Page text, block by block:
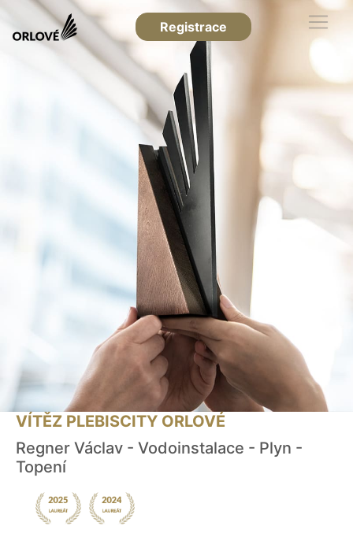
Registrace
VÍTĚZ PLEBISCITY ORLOVÉ
Regner Václav - Vodoinstalace - Plyn -
Topení